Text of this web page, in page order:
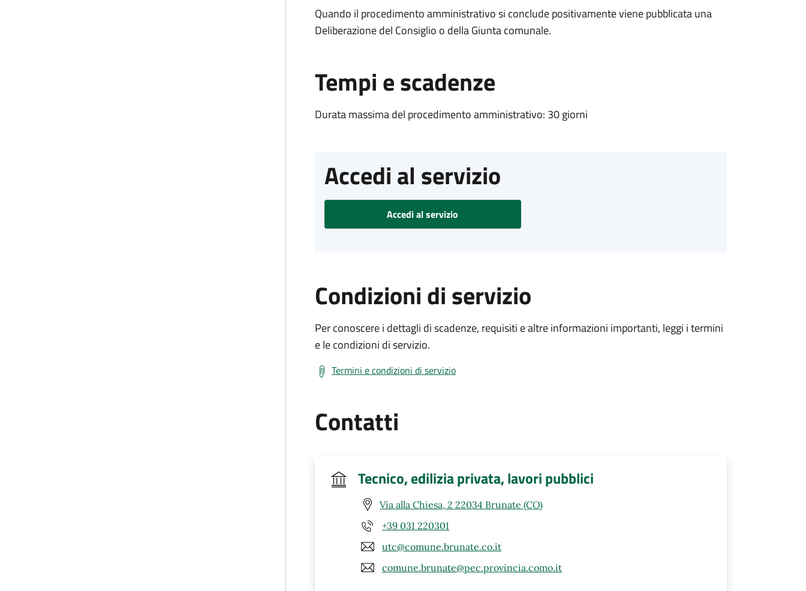
Quando il procedimento amministrativo si conclude positivamente viene pubblicata una
Deliberazione del Consiglio o della Giunta comunale.
Tempi e scadenze
Durata massima del procedimento amministrativo: 30 giorni
Accedi al servizio
Accedi al servizio
Condizioni di servizio
Per conoscere i dettagli di scadenze, requisiti e altre informazioni importanti, leggi i termini
e le condizioni di servizio.
Termini e condizioni di servizio
Contatti
Tecnico, edilizia privata, lavori pubblici
Via alla Chiesa, 2 22034 Brunate (CO)
+39 031 220301
utc@comune.brunate.co.it
comune.brunate@pec.provincia.como.it